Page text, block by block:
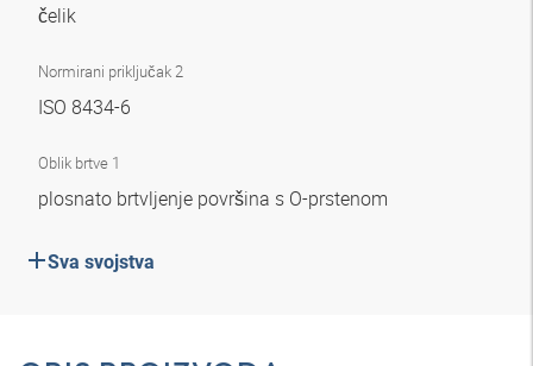
čelik
Normirani priključak 2
ISO 8434-6
Oblik brtve 1
plosnato brtvljenje površina s O-prstenom
Sva svojstva